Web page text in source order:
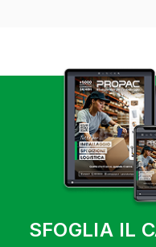
SFOGLIA IL